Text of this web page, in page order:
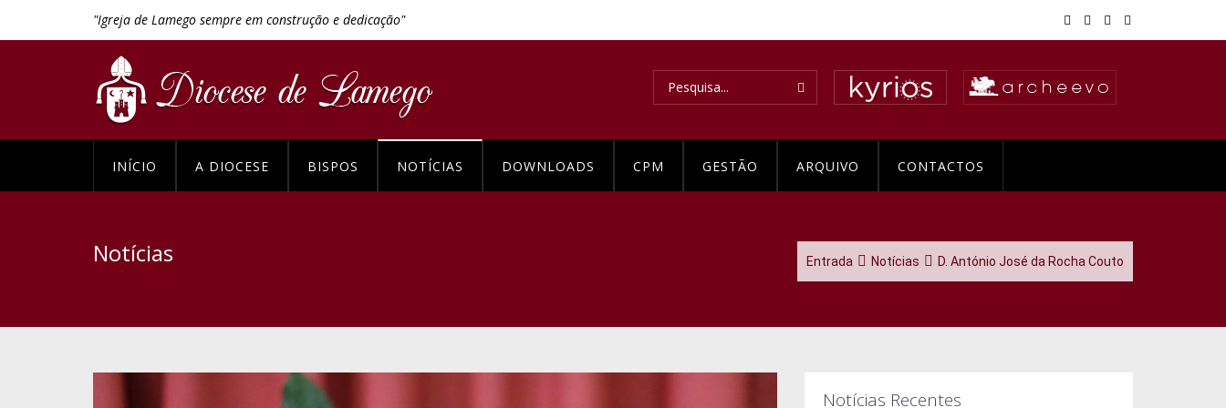
"Igreja de Lamego sempre em construção e dedicação"
INÍCIO A DIOCESE BISPOS NOTÍCIAS DOWNLOADS CPM GESTÃO ARQUIVO CONTACTOS
Notícias Entrada Notícias D. António José da Rocha Couto
Notícias Recentes